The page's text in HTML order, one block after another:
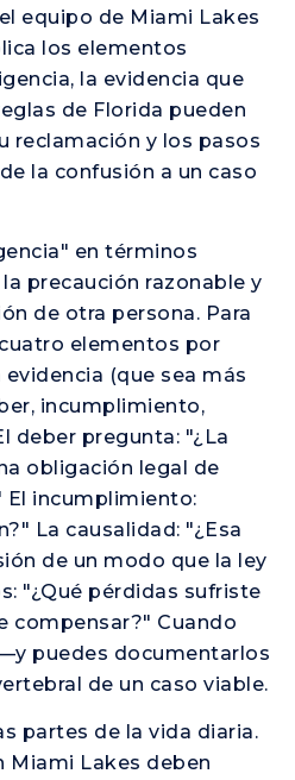
equipo de Miami Lakes
los elementos
la evidencia que
de Florida pueden
reclamación y los pasos
la confusión a un caso
en términos
precaución razonable y
de otra persona. Para
elementos por
(que sea más
incumplimiento,
deber pregunta: "¿La
obligación legal de
El incumplimiento:
La causalidad: "¿Esa
de un modo que la ley
"¿Qué pérdidas sufriste
compensar?" Cuando
puedes documentarlos
de un caso viable.
partes de la vida diaria.
Miami Lakes deben